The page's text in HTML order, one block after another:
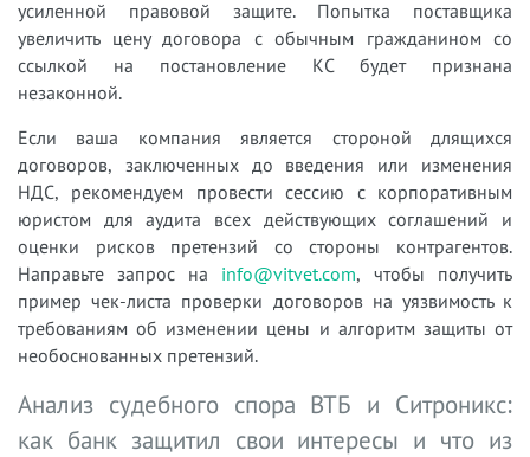
усиленной правовой защите. Попытка поставщика
увеличить цену договора с обычным гражданином со
ссылкой на постановление КС будет признана
незаконной.
Если ваша компания является стороной длящихся
договоров, заключенных до введения или изменения
НДС, рекомендуем провести сессию с корпоративным
юристом для аудита всех действующих соглашений и
оценки рисков претензий со стороны контрагентов.
Направьте запрос на info@vitvet.com, чтобы получить
пример чек-листа проверки договоров на уязвимость к
требованиям об изменении цены и алгоритм защиты от
необоснованных претензий.
Анализ судебного спора ВТБ и Ситроникс:
как банк защитил свои интересы и что из